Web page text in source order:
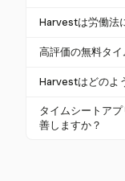
ムレスな統合で
データを同期
はい、Harvest
時間を追跡でき
適です。
Harvestは労働法
Harvestは、
ルと安全なデ
高評価の無料タ
無料のタイムシ
トライアルを提
ントなしでその
Harvestはどのよ
Harvestは、時
関する詳細な
タイムシートア
善しますか？